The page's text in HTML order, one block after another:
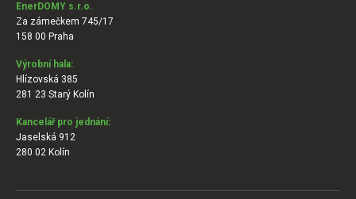
EnerDOMY s.r.o.
Za zámečkem 745/17
158 00 Praha
Výrobní hala:
Hlízovská 385
281 23 Starý Kolín
Kancelář pro jednání:
Jaselská 912
280 02 Kolín